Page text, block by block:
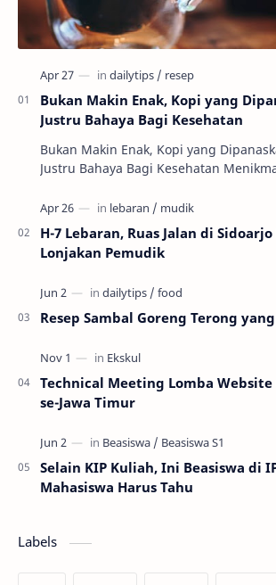
Bukan Makin Enak, Kopi yang
Justru Bahaya Bagi Kesehatan
Bukan Makin Enak, Kopi yang
Justru Bahaya Bagi Kesehatan
H-7 Lebaran, Ruas Jalan di
Lonjakan Pemudik
Resep Sambal Goreng Terong
Technical Meeting Lomba Website
se-Jawa Timur
Selain KIP Kuliah, Ini Beasiswa di
Mahasiswa Harus Tahu
Labels